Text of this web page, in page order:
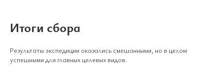
Итоги сбора
Результаты экспедиции оказались смешанными, но в целом
успешными для главных целевых видов.